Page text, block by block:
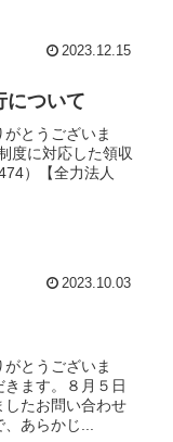
2023.12.15
について
とうございま
度に対応した領収
）【全力法人
2023.10.03
とうございま
ます。８月５日
したお問い合わせ
、あらかじ...